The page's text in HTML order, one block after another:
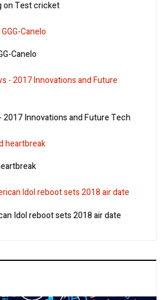
on Test cricket
Canelo
2017 Innovations and Future Tech
Idol reboot sets 2018 air date